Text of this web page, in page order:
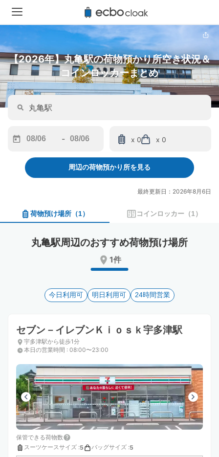
【2026年】丸亀駅の荷物預かり所空き状況＆
コインロッカーまとめ
forward
interact
calendar
and
date.
the
keyboard
shortcuts
for
changing
dates.
-
backward
to
interact
calendar
and
a
date.
mark
key
the
keyboard
shortcuts
for
changing
dates.
x 0 x 0
周辺の荷物預かり所を見る
最終更新日：2026年8月6日
荷物預け場所 （1） コインロッカー （1）
丸亀駅周辺のおすすめ荷物預け場所
1件
今日利用可 明日利用可 24時間営業
セブン－イレブンＫｉｏｓｋ宇多津駅
宇多津駅から徒歩1分
本日の営業時間 : 08:00〜23:00
保管できる荷物数
スーツケースサイズ :5 バッグサイズ :5